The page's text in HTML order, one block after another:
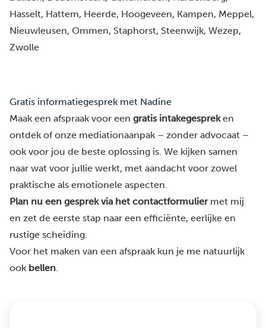
Hasselt, Hattem, Heerde, Hoogeveen, Kampen, Meppel
Nieuwleusen, Ommen, Staphorst, Steenwijk, Wezep
Zwolle
Gratis informatiegesprek met Nadine
Maak een afspraak voor een gratis intakegespreken
ontdek of onze mediationaanpak – zonder advocaat –
ook voor jou de beste oplossing is. We kijken samen
naar wat voor jullie werkt, met aandacht voor zowel
praktische als emotionele aspecten.
Plan nu een gesprek via het contactformuliermet mij
en zet de eerste stap naar een efficiënte, eerlijke en
rustige scheiding.
Voor het maken van een afspraak kun je me natuurlijk
ook bellen.